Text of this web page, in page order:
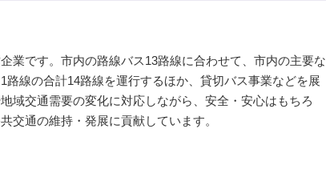
業です。市内の路線バス13路線に合わせて、市内の主要な
線の合計14路線を運行するほか、貸切バス事業などを展
域交通需要の変化に対応しながら、安全・安心はもちろ
交通の維持・発展に貢献しています。